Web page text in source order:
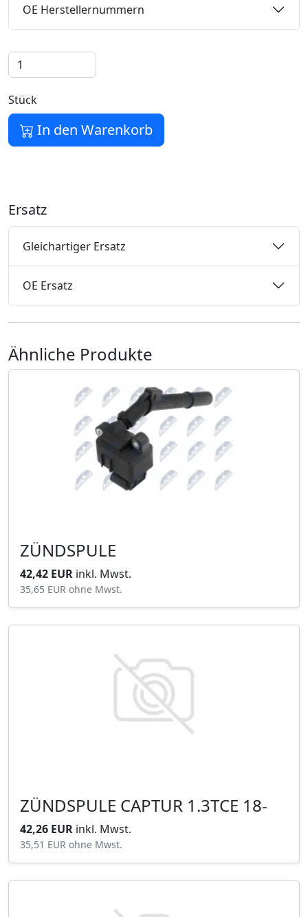
OE Herstellernummern
Stück
In den Warenkorb
Ersatz
Gleichartiger Ersatz
OE Ersatz
Ähnliche Produkte
ZÜNDSPULE
42,42 EUR inkl. Mwst.
35,65 EUR ohne Mwst.
ZÜNDSPULE CAPTUR 1.3TCE 18-
42,26 EUR inkl. Mwst.
35,51 EUR ohne Mwst.